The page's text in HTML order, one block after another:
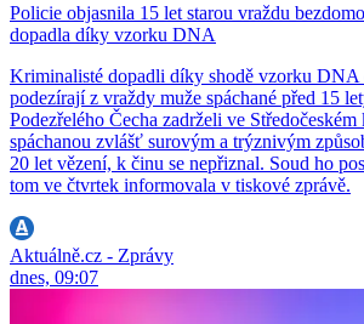
Policie objasnila 15 let starou vraždu
dopadla díky vzorku DNA
Kriminalisté dopadli díky shodě vzorku DNA
podezírají z vraždy muže spáchané před 15
Podezřelého Čecha zadrželi ve
spáchanou zvlášť surovým a trýznivým
20 let vězení, k činu se nepřiznal. Soud ho
tom ve čtvrtek informovala v tiskové zprávě.
Aktuálně.cz - Zprávy
dnes, 09:07